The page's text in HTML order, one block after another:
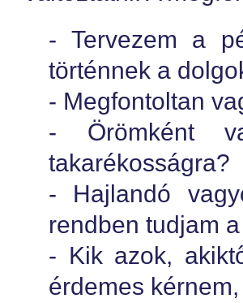
- Tervezem a
történnek a
- Megfontoltan
- Örömként
takarékosságra?
- Hajlandó
rendben tudjam
- Kik azok,
érdemes